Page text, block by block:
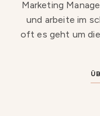
Marketing
und arbeite im
oft es geht um